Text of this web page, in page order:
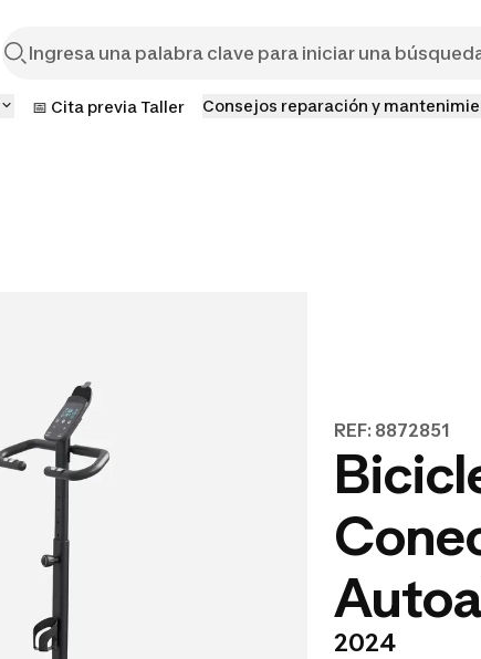
📅 Cita previa Taller Consejos reparación y
REF: 8872851
2024